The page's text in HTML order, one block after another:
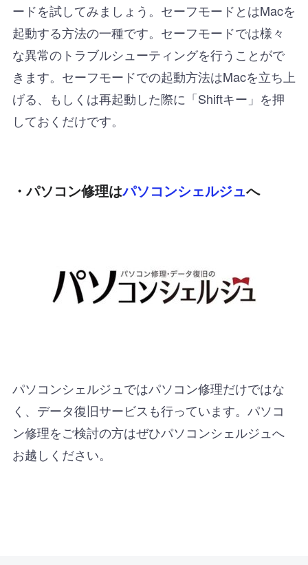
ードを試してみましょう。セーフモードとはMacを
起動する方法の一種です。セーフモードでは様々
な異常のトラブルシューティングを行うことがで
きます。セーフモードでの起動方法はMacを立ち上
げる、もしくは再起動した際に「Shiftキー」を押
しておくだけです。
・パソコン修理はパソコンシェルジュへ
パソコンシェルジュではパソコン修理だけではな
く、データ復旧サービスも行っています。パソコ
ン修理をご検討の方はぜひパソコンシェルジュへ
お越しください。